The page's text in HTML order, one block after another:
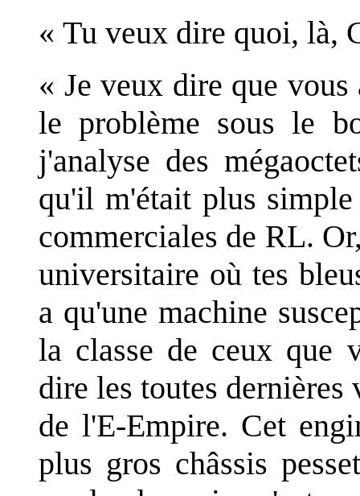
« Tu veux dire quoi, là,
« Je veux dire que
le problème sous le
j'analyse des
qu'il m'était plus simple
commerciales de RL.
universitaire où tes
a qu'une machine
la classe de ceux que
dire les toutes dernières
de l'E-Empire. Cet
plus gros châssis